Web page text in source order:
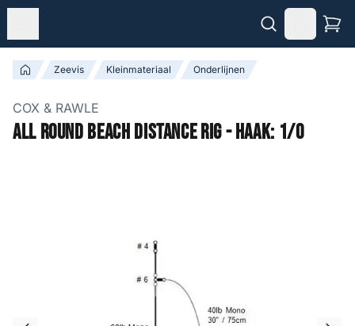
Zeevis Kleinmateriaal Onderlijnen
COX & RAWLE
All Round Beach Distance Rig - Haak: 1/0